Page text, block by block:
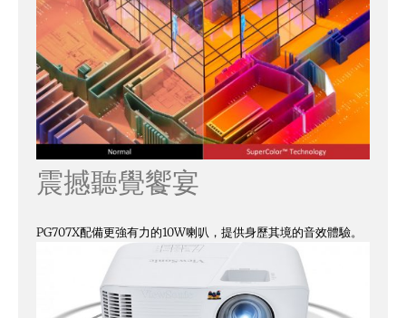
震撼聽覺饗宴
PG707X配備更強有力的10W喇叭，提供身歷其境的音效體驗。